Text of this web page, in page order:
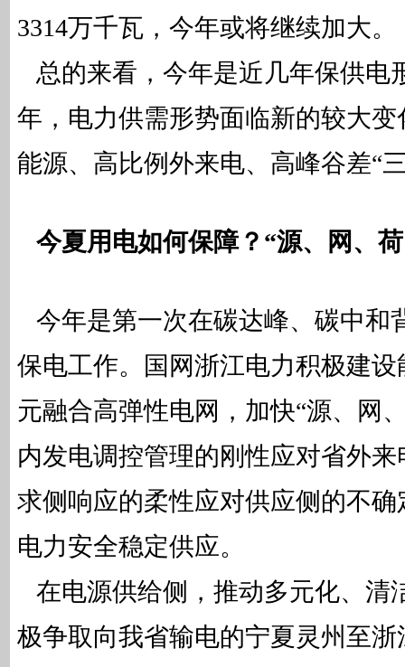
3314万千瓦，今年或将继续加大。
总的来看，今年是近几年保供电
年，电力供需形势面临新的较大
能源、高比例外来电、高峰谷差“
今夏用电如何保障？“源、网、
今年是第一次在碳达峰、碳中和
保电工作。国网浙江电力积极建
元融合高弹性电网，加快“源、网
内发电调控管理的刚性应对省外
求侧响应的柔性应对供应侧的不
电力安全稳定供应。
在电源供给侧，推动多元化、清
极争取向我省输电的宁夏灵州至